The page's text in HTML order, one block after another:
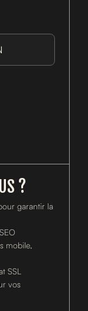
?
garantir la
mobile,
SSL
vos